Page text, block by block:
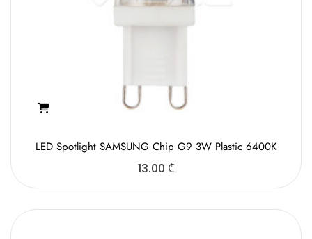
LED Spotlight SAMSUNG Chip G9 3W Plastic 6400K
13.00 ₾